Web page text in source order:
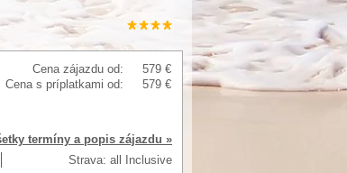
Cena zájazdu od:
579 €
Cena s príplatkami od:
579 €
termíny a popis zájazdu »
Strava: all Inclusive